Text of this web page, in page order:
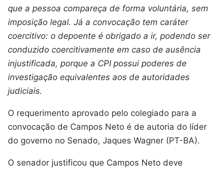
que a pessoa compareça de forma voluntária, sem
imposição legal. Já a convocação tem caráter
coercitivo: o depoente é obrigado a ir, podendo ser
conduzido coercitivamente em caso de ausência
injustificada, porque a CPI possui poderes de
investigação equivalentes aos de autoridades
judiciais.
O requerimento aprovado pelo colegiado para a
convocação de Campos Neto é de autoria do líder
do governo no Senado, Jaques Wagner (PT-BA).
O senador justificou que Campos Neto deve